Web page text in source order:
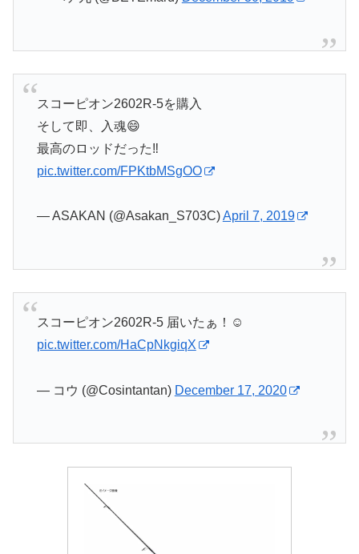
スコーピオン2602R-5を購入
そして即、入魂😄
最高のロッドだった‼️
pic.twitter.com/FPKtbMSgOO
— ASAKAN (@Asakan_S703C)April 7, 2019
スコーピオン2602R-5 届いたぁ！☺️
pic.twitter.com/HaCpNkgiqX
— コウ (@Cosintantan) December 17, 2020